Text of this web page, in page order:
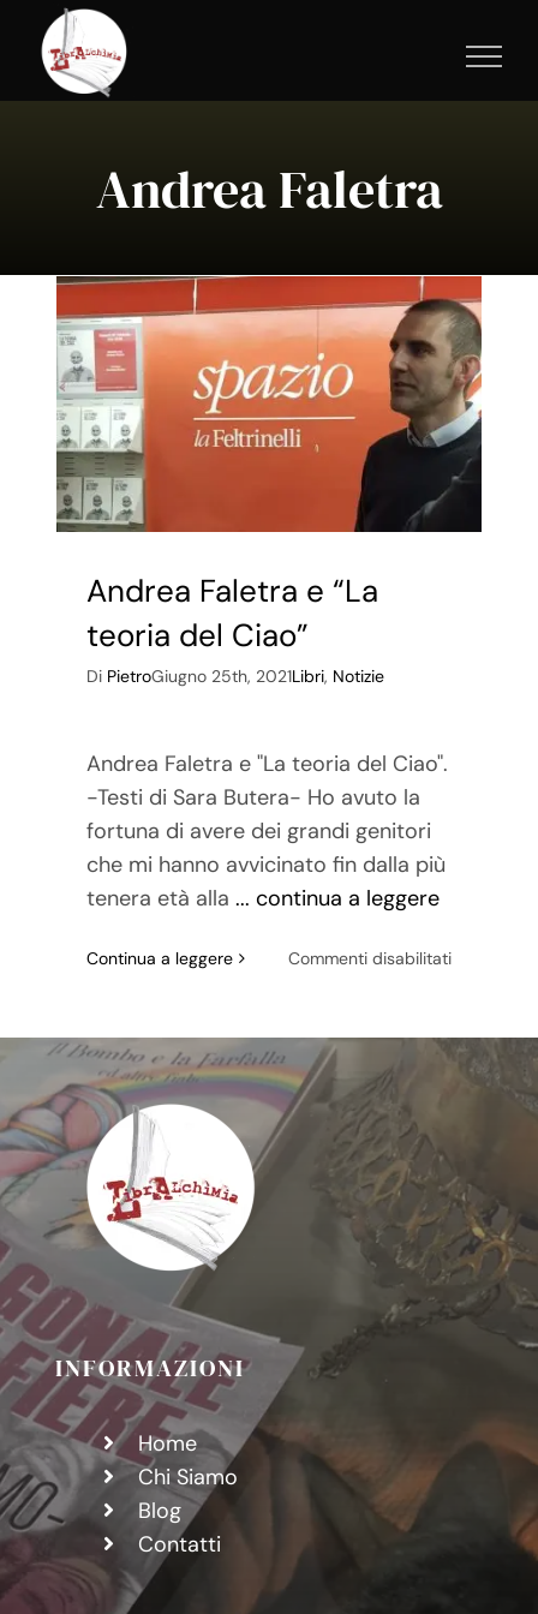
contenuto
Andrea Faletra
Andrea Faletra e “La
teoria del Ciao”
Di PietroGiugno 25th, 2021Libri, Notizie
Andrea Faletra e "La teoria del Ciao".
-Testi di Sara Butera- Ho avuto la
fortuna di avere dei grandi genitori
che mi hanno avvicinato fin dalla più
tenera età alla ... continua a leggere
Continua a leggere Commenti disabilitatisu
e
“La
teoria
INFORMAZIONI
Home
Chi Siamo
Blog
Contatti